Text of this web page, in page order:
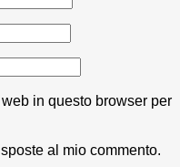
in questo browser per
al mio commento.